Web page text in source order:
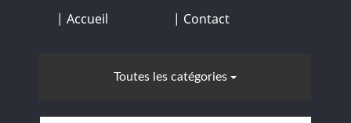
| Accueil | Contact
Toutes les catégories